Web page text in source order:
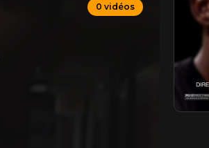
0 vidéos